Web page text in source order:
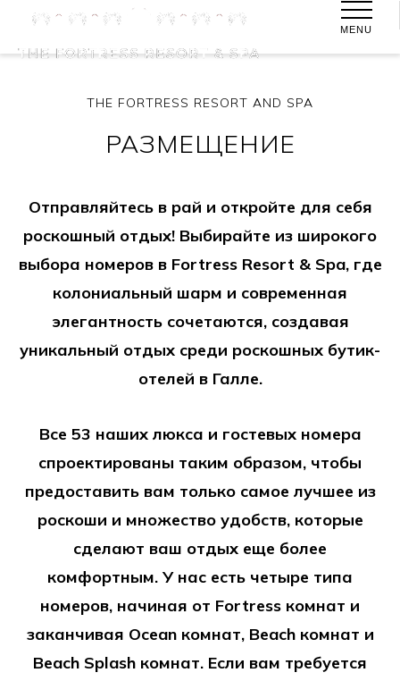
MENU
THE FORTRESS RESORT AND SPA
РАЗМЕЩЕНИЕ
Отправляйтесь в рай и откройте для себя
роскошный отдых! Выбирайте из широкого
выбора номеров в Fortress Resort & Spa, где
колониальный шарм и современная
элегантность сочетаются, создавая
уникальный отдых среди роскошных бутик-
отелей в Галле.
Все 53 наших люкса и гостевых номера
спроектированы таким образом, чтобы
предоставить вам только самое лучшее из
роскоши и множество удобств, которые
сделают ваш отдых еще более
комфортным. У нас есть четыре типа
номеров, начиная от Fortress комнат и
заканчивая Ocean комнат, Beach комнат и
Beach Splash комнат. Если вам требуется